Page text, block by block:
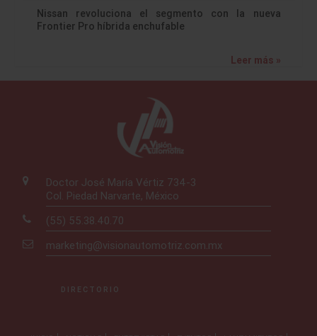
Nissan revoluciona el segmento con la nueva
Frontier Pro híbrida enchufable
Leer más »
Doctor José María Vértiz 734-3
Col. Piedad Narvarte, México
(55) 55.38.40.70
marketing@visionautomotriz.com.mx
DIRECTORIO